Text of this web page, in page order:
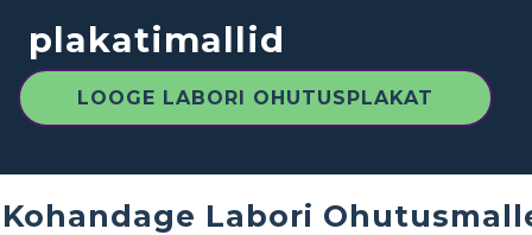
plakatimallid
LOOGE LABORI OHUTUSPLAKAT
Kohandage Labori